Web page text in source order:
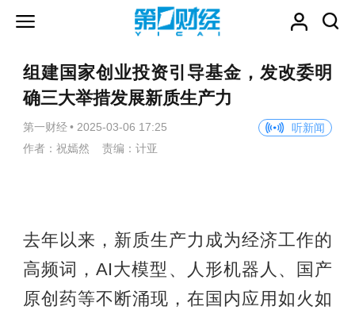
组建国家创业投资引导基金，发改委明
确三大举措发展新质生产力
第一财经 • 2025-03-06 17:25
听新闻
作者：祝嫣然 责编：计亚
去年以来，新质生产力成为经济工作的
高频词，AI大模型、人形机器人、国产
原创药等不断涌现，在国内应用如火如